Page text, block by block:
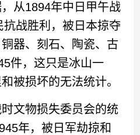
从1894年中日甲午战
战胜利，被日本掠夺
器、刻石、陶瓷、古
件，这只是冰山一
被损坏的无法统计。
文物损失委员会的统
年，被日军劫掠和